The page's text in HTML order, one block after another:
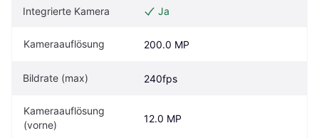
Integrierte Kamera Ja
Kameraauflösung 200.0 MP
Bildrate (max) 240fps
Kameraauflösung
(vorne)
12.0 MP